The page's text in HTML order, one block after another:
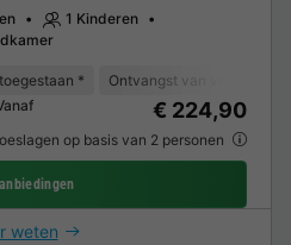
1 Kinderen
*
Ontvangst van
€ 224,90
op basis van 2 personen
weten